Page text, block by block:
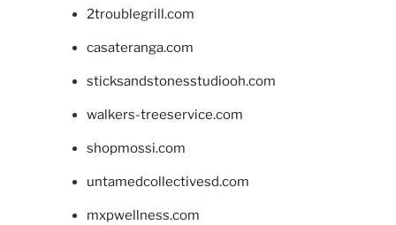
2troublegrill.com
casateranga.com
sticksandstonesstudiooh.com
walkers-treeservice.com
shopmossi.com
untamedcollectivesd.com
mxpwellness.com